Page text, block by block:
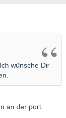
wünsche Dir
an der port.